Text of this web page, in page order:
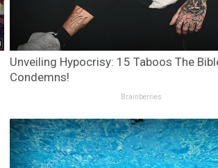
Unveiling Hypocrisy: 15 Taboos The
Condemns!
Brainberries